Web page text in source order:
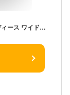
楽天1位 3,740円→3,490円 オールインワン 服 レディース ワイドパンツ 後ろ開き ルームウェア 部屋着 着心地 セットアップ 長袖 Uネック ワンピース 秋冬 冬 真冬 上下 カットソー Spring Autumn sale lecielclair